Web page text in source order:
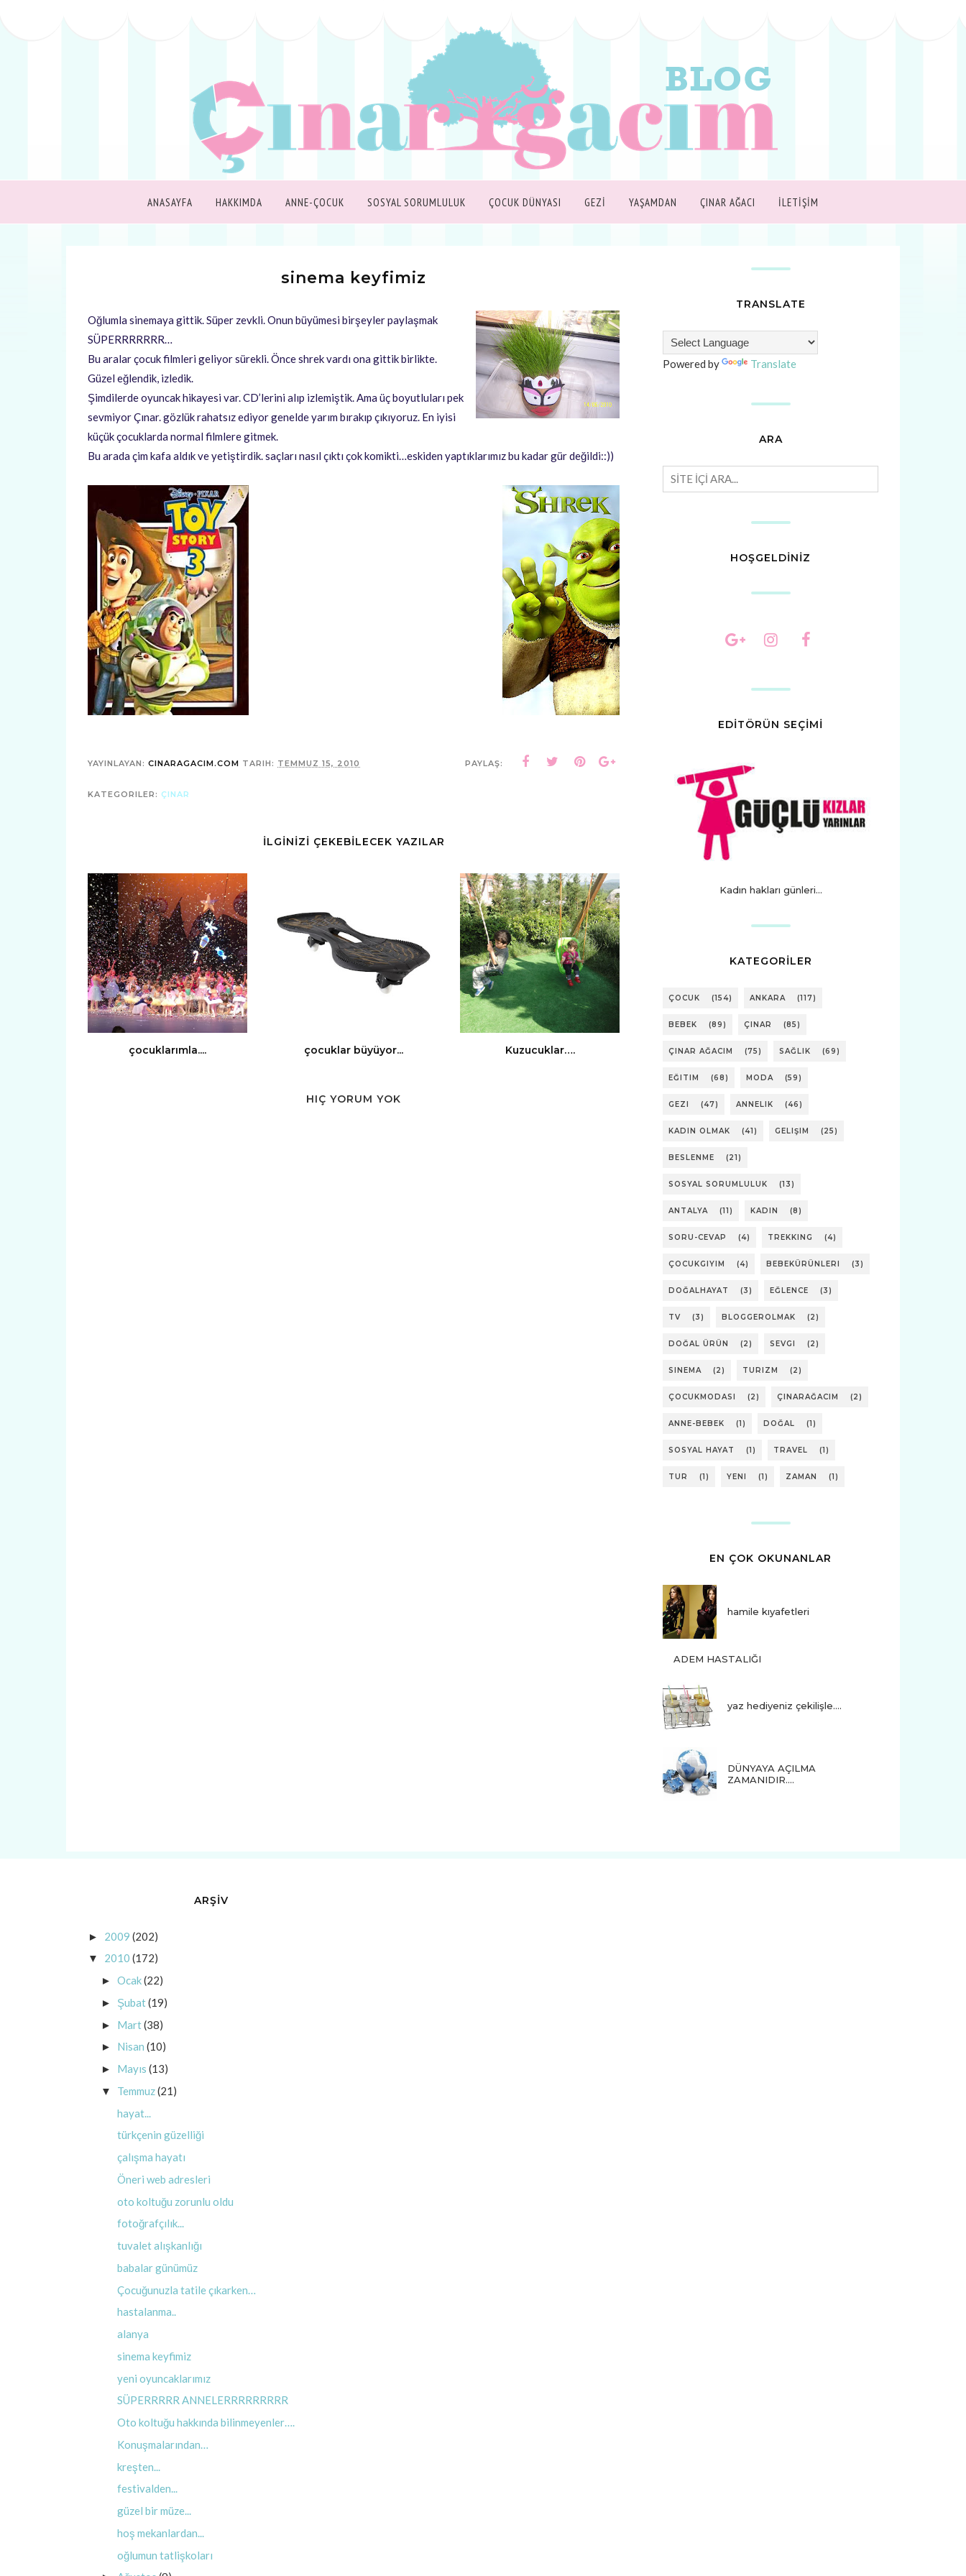
ANASAYFA HAKKIMDA ANNE-ÇOCUK SOSYAL SORUMLULUK ÇOCUK DÜNYASI GEZİ YAŞAMDAN ÇINAR AĞACI İLETİŞİM
sinema keyfimiz
Oğlumla sinemaya gittik. Süper zevkli. Onun büyümesi birşeyler paylaşmak
SÜPERRRRRRR…
Bu aralar çocuk filmleri geliyor sürekli. Önce shrek vardı ona gittik birlikte.
Güzel eğlendik, izledik.
Şimdilerde oyuncak hikayesi var. CD’lerini alıp izlemiştik. Ama üç boyutluları pek
sevmiyor Çınar. gözlük rahatsız ediyor genelde yarım bırakıp çıkıyoruz. En iyisi
küçük çocuklarda normal filmlere gitmek.
Bu arada çim kafa aldık ve yetiştirdik. saçları nasıl çıktı çok komikti…eskiden yaptıklarımız bu kadar gür değildi::))
YAYINLAYAN: CINARAGACIM.COM TARIH: TEMMUZ 15, 2010 PAYLAŞ:
KATEGORILER: ÇINAR
İLGİNİZİ ÇEKEBİLECEK YAZILAR
çocuklarımla.... çocuklar büyüyor... Kuzucuklar….
HIÇ YORUM YOK
TRANSLATE
Powered by Translate
ARA
HOŞGELDİNİZ
EDİTÖRÜN SEÇİMİ
Kadın hakları günleri...
KATEGORİLER
ÇOCUK (154) ANKARA (117)
BEBEK (89) ÇINAR (85)
ÇINAR AĞACIM (75) SAĞLIK (69)
EĞITIM (68) MODA (59)
GEZI (47) ANNELIK (46)
KADIN OLMAK (41) GELIŞIM (25)
BESLENME (21)
SOSYAL SORUMLULUK (13)
ANTALYA (11) KADIN (8)
SORU-CEVAP (4) TREKKING (4)
ÇOCUKGIYIM (4) BEBEKÜRÜNLERI (3)
DOĞALHAYAT (3) EĞLENCE (3)
TV (3) BLOGGEROLMAK (2)
DOĞAL ÜRÜN (2) SEVGI (2)
SINEMA (2) TURIZM (2)
ÇOCUKMODASI (2) ÇINARAĞACIM (2)
ANNE-BEBEK (1) DOĞAL (1)
SOSYAL HAYAT (1) TRAVEL (1)
TUR (1) YENI (1) ZAMAN (1)
EN ÇOK OKUNANLAR
hamile kıyafetleri
ADEM HASTALIĞI
yaz hediyeniz çekilişle....
DÜNYAYA AÇILMA
ZAMANIDIR….
ARŞİV
► 2009 (202)
▼ 2010 (172)
► Ocak(22)
► Şubat(19)
► Mart(38)
► Nisan (10)
► Mayıs (13)
▼ Temmuz(21)
hayat...
türkçenin güzelliği
çalışma hayatı
Öneri web adresleri
oto koltuğu zorunlu oldu
fotoğrafçılık...
tuvalet alışkanlığı
babalar günümüz
Çocuğunuzla tatile çıkarken…
hastalanma..
alanya
sinema keyfimiz
yeni oyuncaklarımız
SÜPERRRRR ANNELERRRRRRRRR
Oto koltuğu hakkında bilinmeyenler….
Konuşmalarından…
kreşten...
festivalden...
güzel bir müze...
hoş mekanlardan...
oğlumun tatlişkoları